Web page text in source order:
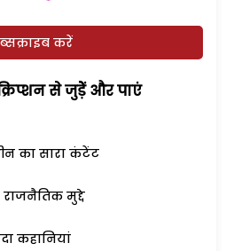
करें
से जुड़ेें और पाएं
का सारा कंटेंट
मुद्दे
कहानियां